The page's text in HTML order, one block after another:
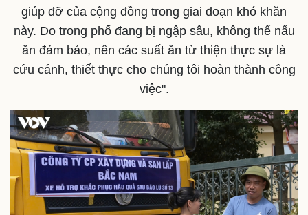
check-in
Câu chuyện thời sự
Cửa sổ tình yêu
Kể chuyện cho bé
Hạt giống tâm hồn
giúp đỡ của cộng đồng trong giai đoạn khó khăn
này. Do trong phố đang bị ngập sâu, không thể nấu
ăn đảm bảo, nên các suất ăn từ thiện thực sự là
cứu cánh, thiết thực cho chúng tôi hoàn thành công
việc".